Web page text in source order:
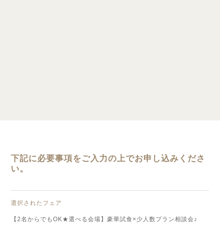
下記に必要事項をご入力の上でお申し込みくださ
い。
選択されたフェア
【2名からでもOK★選べる会場】豪華試食×少人数プラン相談会♪